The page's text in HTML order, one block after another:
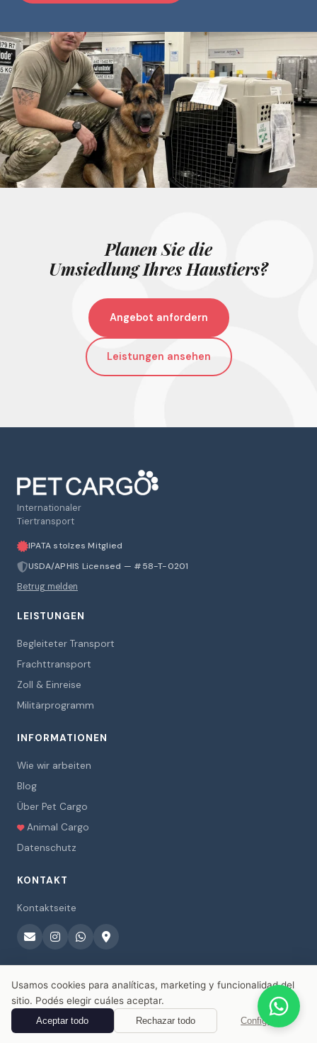
Planen Sie die
Umsiedlung Ihres Haustiers?
Angebot anfordern
Leistungen ansehen
Internationaler
Tiertransport
IPATA stolzes Mitglied
USDA/APHIS Licensed — #58-T-0201
Betrug melden
LEISTUNGEN
Begleiteter Transport
Frachttransport
Zoll & Einreise
Militärprogramm
INFORMATIONEN
Wie wir arbeiten
Blog
Über Pet Cargo
Animal Cargo
Datenschutz
KONTAKT
Kontaktseite
© 2026 Pet Cargo. Alle Rechte vorbehalten.
Usamos cookies para analíticas, marketing y funcionalidad del
sitio. Podés elegir cuáles aceptar.
Aceptar todo Rechazar todo Configurar